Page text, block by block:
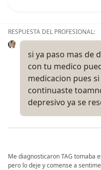
RESPUESTA DEL PROFESIONAL:
si ya paso mas de
con tu medico
medicacion pues
continuaste
depresivo ya se
Me diagnosticaron TAG tomaba
pero lo deje y comense a sentime